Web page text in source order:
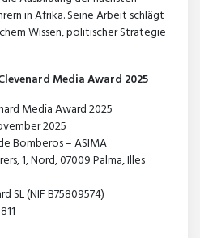
in Afrika. Seine Arbeit schlägt
Wissen, politischer Strategie
Media Award 2025
Media Award 2025
2025
Bomberos – ASIMA
1, Nord, 07009 Palma, Illes
SL (NIF B75809574)